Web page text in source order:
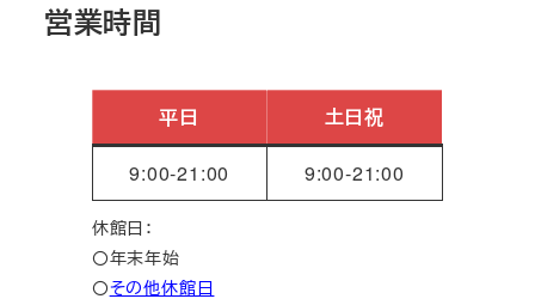
営業時間
平日 土日祝
9:00‐21:00 9:00‐21:00
休館日：
〇年末年始
〇その他休館日